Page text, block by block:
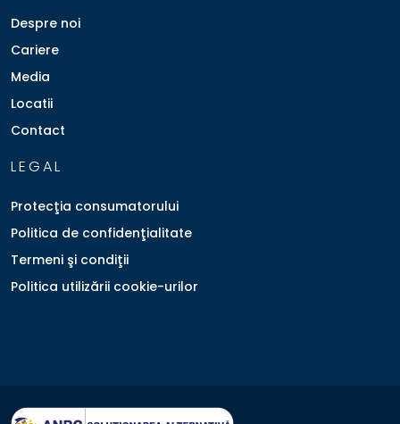
Despre noi
Cariere
Media
Locatii
Contact
LEGAL
Protecţia consumatorului
Politica de confidenţialitate
Termeni şi condiţii
Politica utilizării cookie-urilor